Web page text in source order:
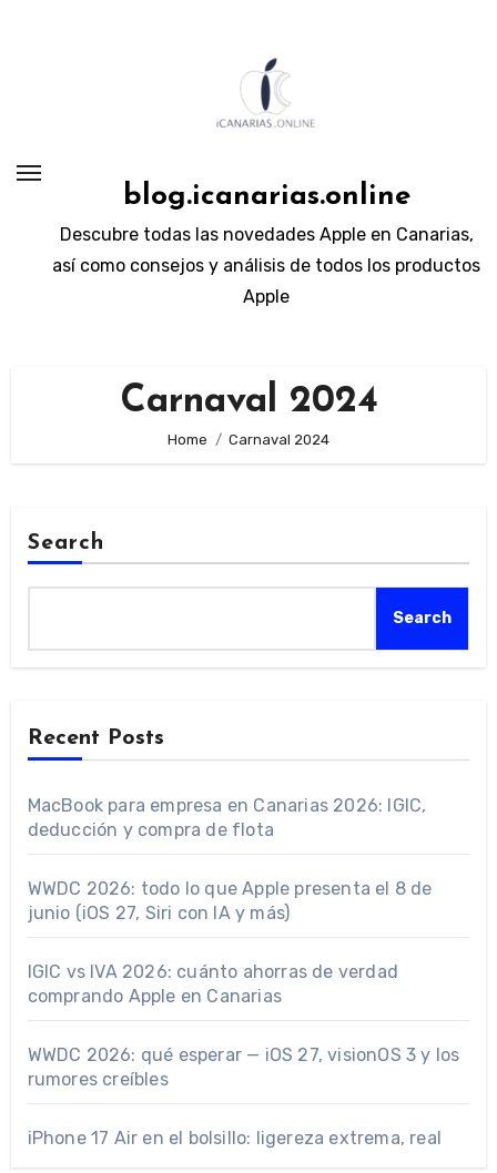
blog.icanarias.online
Descubre todas las novedades Apple en Canarias,
así como consejos y análisis de todos los productos
Apple
Carnaval 2024
Home Carnaval 2024
Search
Search
Recent Posts
MacBook para empresa en Canarias 2026: IGIC,
deducción y compra de flota
WWDC 2026: todo lo que Apple presenta el 8 de
junio (iOS 27, Siri con IA y más)
IGIC vs IVA 2026: cuánto ahorras de verdad
comprando Apple en Canarias
WWDC 2026: qué esperar — iOS 27, visionOS 3 y los
rumores creíbles
iPhone 17 Air en el bolsillo: ligereza extrema, real